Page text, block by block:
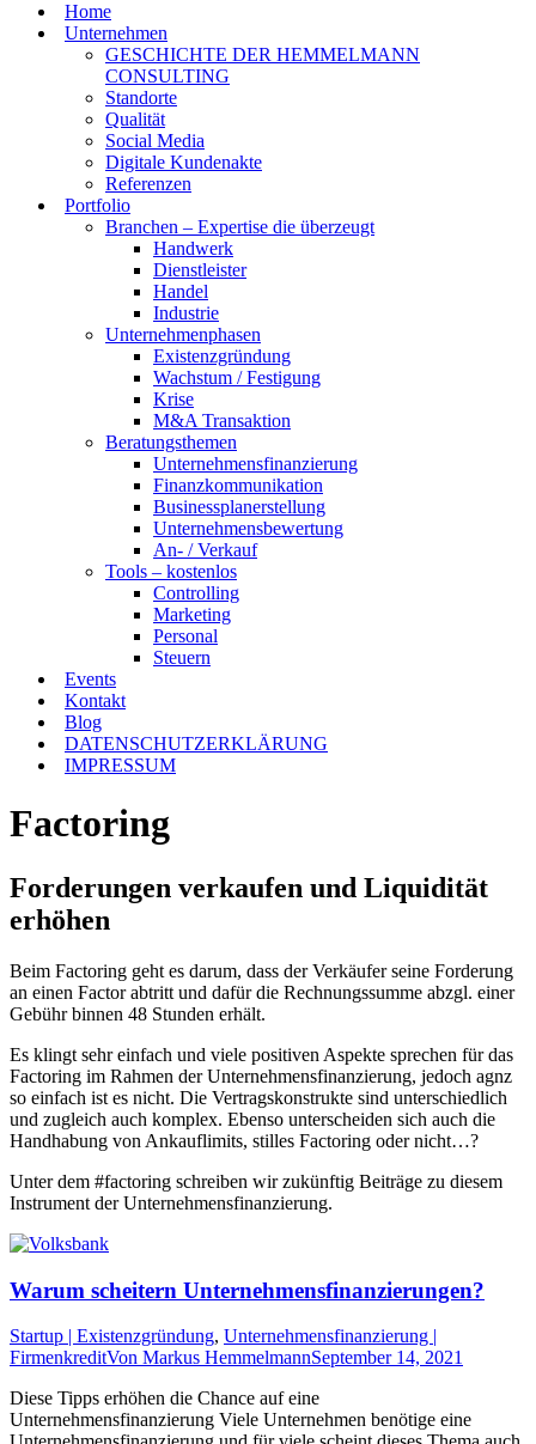
Home
Unternehmen
GESCHICHTE DER HEMMELMANN
CONSULTING
Standorte
Qualität
Social Media
Digitale Kundenakte
Referenzen
Portfolio
Branchen – Expertise die überzeugt
Handwerk
Dienstleister
Handel
Industrie
Unternehmenphasen
Existenzgründung
Wachstum / Festigung
Krise
M&A Transaktion
Beratungsthemen
Unternehmensfinanzierung
Finanzkommunikation
Businessplanerstellung
Unternehmensbewertung
An- / Verkauf
Tools – kostenlos
Controlling
Marketing
Personal
Steuern
Events
Kontakt
Blog
DATENSCHUTZERKLÄRUNG
IMPRESSUM
Factoring
Forderungen verkaufen und Liquidität
erhöhen
Beim Factoring geht es darum, dass der Verkäufer seine Forderung
an einen Factor abtritt und dafür die Rechnungssumme abzgl. einer
Gebühr binnen 48 Stunden erhält.
Es klingt sehr einfach und viele positiven Aspekte sprechen für das
Factoring im Rahmen der Unternehmensfinanzierung, jedoch agnz
so einfach ist es nicht. Die Vertragskonstrukte sind unterschiedlich
und zugleich auch komplex. Ebenso unterscheiden sich auch die
Handhabung von Ankauflimits, stilles Factoring oder nicht…?
Unter dem #factoring schreiben wir zukünftig Beiträge zu diesem
Instrument der Unternehmensfinanzierung.
Warum scheitern Unternehmensfinanzierungen?
Startup | Existenzgründung, Unternehmensfinanzierung |
FirmenkreditVon Markus HemmelmannSeptember 14, 2021
Diese Tipps erhöhen die Chance auf eine
Unternehmensfinanzierung Viele Unternehmen benötige eine